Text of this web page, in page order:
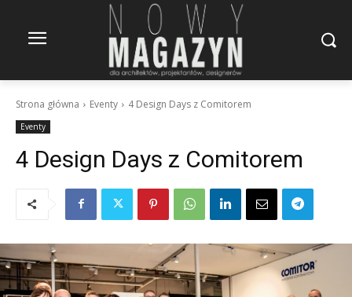
Strona główna Eventy 4 Design Days z Comitorem
Eventy
4 Design Days z Comitorem